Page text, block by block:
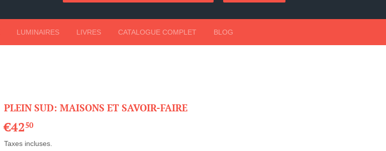
LUMINAIRES LIVRES CATALOGUE COMPLET BLOG
PLEIN SUD: MAISONS ET SAVOIR-FAIRE
€4250
Taxes incluses.